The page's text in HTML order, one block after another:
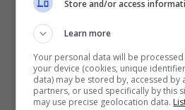
Io non so chi sono
Faccio sempre così e la
perso di nuovo il controllo
Store and/or access
Learn more
Your personal data will be
your device (cookies, unique
data) may be stored by, accessed by
partners, or used specifically by this
may use precise geolocation data.